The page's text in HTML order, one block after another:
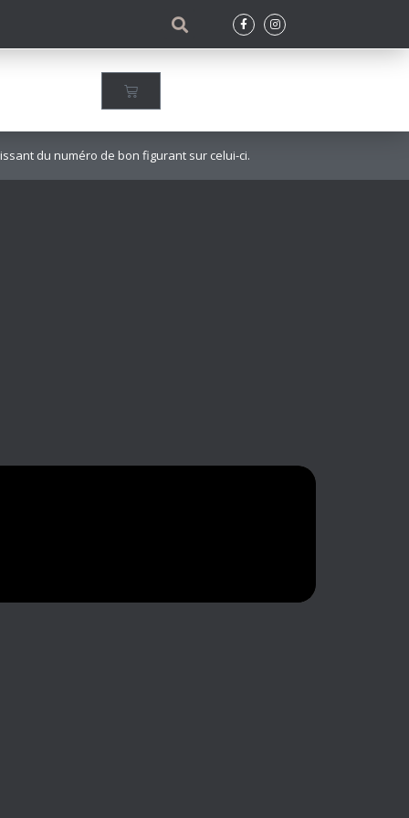
du numéro de bon figurant sur celui-ci.